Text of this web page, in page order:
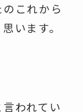
これから
います。
われてい